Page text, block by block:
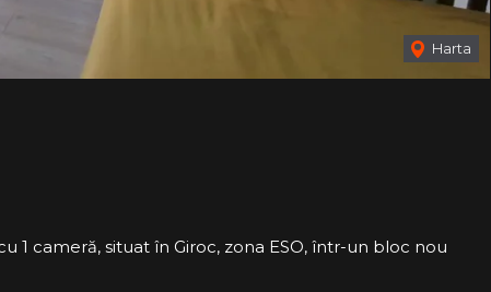
Harta
cameră, situat în Giroc, zona ESO, într-un bloc nou